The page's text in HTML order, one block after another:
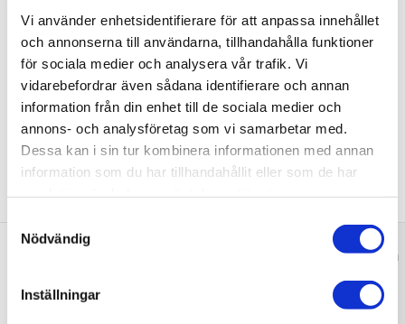
Vi använder enhetsidentifierare för att anpassa innehållet
och annonserna till användarna, tillhandahålla funktioner
för sociala medier och analysera vår trafik. Vi
vidarebefordrar även sådana identifierare och annan
information från din enhet till de sociala medier och
annons- och analysföretag som vi samarbetar med.
Dessa kan i sin tur kombinera informationen med annan
information som du har tillhandahållit eller som de har
Nödvändig
Inställningar
7.270 kr
5.816 kr /st
JUST NU!
Duschbyggarna Grepp för
Duschdörr Fingerhål diam. 40 mm